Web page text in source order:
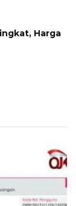
Harga